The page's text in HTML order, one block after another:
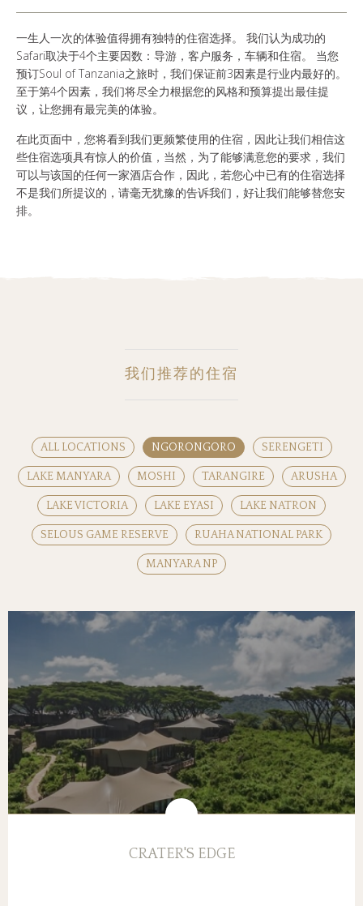
我们的精英
联系我们
一生人一次的体验值得拥有独特的住宿选择。 我们认为成功的
Safari取决于4个主要因数：导游，客户服务，车辆和住宿。 当您
预订Soul of Tanzania之旅时，我们保证前3因素是行业内最好的。
至于第4个因素，我们将尽全力根据您的风格和预算提出最佳提
议，让您拥有最完美的体验。
在此页面中，您将看到我们更频繁使用的住宿，因此让我们相信这
些住宿选项具有惊人的价值，当然，为了能够满意您的要求，我们
可以与该国的任何一家酒店合作，因此，若您心中已有的住宿选择
不是我们所提议的，请毫无犹豫的告诉我们，好让我们能够替您安
排。
我们推荐的住宿
ALL LOCATIONS NGORONGORO SERENGETI
LAKE MANYARA MOSHI TARANGIRE ARUSHA
LAKE VICTORIA LAKE EYASI LAKE NATRON
SELOUS GAME RESERVE RUAHA NATIONAL PARK
MANYARA NP
CRATER'S EDGE